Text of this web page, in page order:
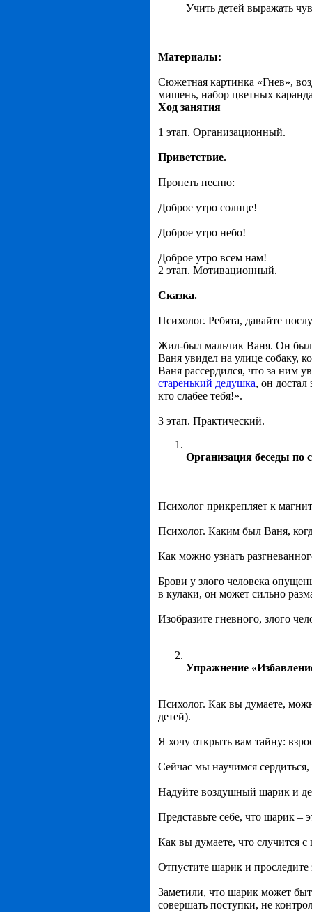
Учить детей выражать
Материалы:
Сюжетная картинка «Гнев»,
мишень, набор цветных
Ход занятия
1 этап. Организационный.
Приветствие.
Пропеть песню:
Доброе утро солнце!
Доброе утро небо!
Доброе утро всем нам!
2 этап. Мотивационный.
Сказка.
Психолог. Ребята, давайте
Жил-был мальчик Ваня. Он был
Ваня увидел на улице собаку,
Ваня рассердился, что за ним
старенький дедушка, он достал
кто слабее тебя!».
3 этап. Практический.
Организация беседы по
Психолог прикрепляет к
Психолог. Каким был Ваня,
Как можно узнать
Брови у злого человека
в кулаки, он может сильно
Изобразите гневного, злого
Упражнение
Психолог. Как вы думаете,
детей).
Я хочу открыть вам тайну:
Сейчас мы научимся
Надуйте воздушный шарик и
Представьте себе, что шарик –
Как вы думаете, что случится
Отпустите шарик и
Заметили, что шарик может
совершать поступки, не